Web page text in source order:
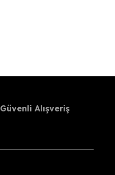
Güvenli Alışveriş